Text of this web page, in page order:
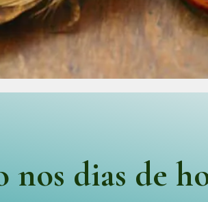
nos dias de